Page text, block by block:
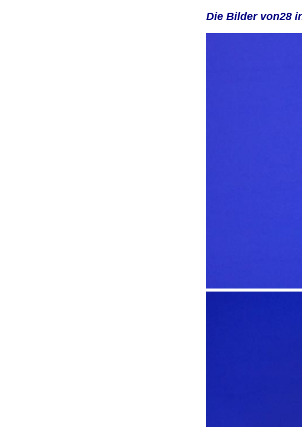
Die Bilder von28